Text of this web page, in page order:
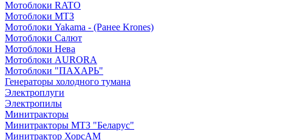
Мотоблоки RATO
Мотоблоки МТЗ
Мотоблоки Yakama - (Ранее Krones)
Мотоблоки Салют
Мотоблоки Нева
Мотоблоки AURORA
Мотоблоки "ПАХАРЬ"
Генераторы холодного тумана
Электроплуги
Электропилы
Минитракторы
Минитракторы МТЗ "Беларус"
Минитрактор ХорсАМ